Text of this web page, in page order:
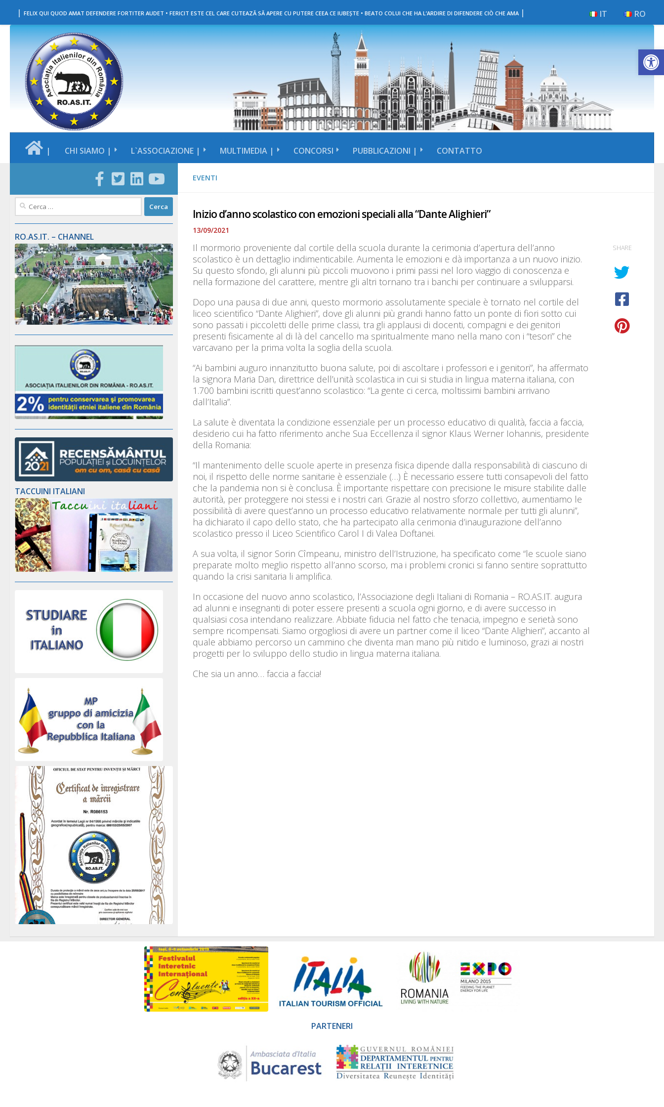
Apri la
Salta al contenuto
| FELIX QUI QUOD AMAT DEFENDERE FORTITER AUDET • FERICIT ESTE CEL CARE CUTEAZĂ SĂ APERE CU PUTERE CEEA CE IUBEȘTE • BEATO COLUI CHE HA L’ARDIRE DI DIFENDERE CIÒ CHE AMA | RO
IT
| CHI SIAMO | L`ASSOCIAZIONE | MULTIMEDIA | CONCORSI PUBBLICAZIONI | CONTATTO
EVENTI
Inizio d’anno scolastico con emozioni speciali alla “Dante Alighieri”
13/09/2021
Il mormorio proveniente dal cortile della scuola durante la cerimonia d’apertura dell’anno
scolastico è un dettaglio indimenticabile. Aumenta le emozioni e dà importanza a un nuovo inizio.
Su questo sfondo, gli alunni più piccoli muovono i primi passi nel loro viaggio di conoscenza e
nella formazione del carattere, mentre gli altri tornano tra i banchi per continuare a svilupparsi.
Dopo una pausa di due anni, questo mormorio assolutamente speciale è tornato nel cortile del
liceo scientifico “Dante Alighieri”, dove gli alunni più grandi hanno fatto un ponte di fiori sotto cui
sono passati i piccoletti delle prime classi, tra gli applausi di docenti, compagni e dei genitori
presenti fisicamente al di là del cancello ma spiritualmente mano nella mano con i “tesori” che
varcavano per la prima volta la soglia della scuola.
“Ai bambini auguro innanzitutto buona salute, poi di ascoltare i professori e i genitori”, ha affermato
la signora Maria Dan, direttrice dell’unità scolastica in cui si studia in lingua materna italiana, con
1.700 bambini iscritti quest’anno scolastico: “La gente ci cerca, moltissimi bambini arrivano
dall’Italia”.
La salute è diventata la condizione essenziale per un processo educativo di qualità, faccia a faccia,
desiderio cui ha fatto riferimento anche Sua Eccellenza il signor Klaus Werner Iohannis, presidente
della Romania:
“Il mantenimento delle scuole aperte in presenza fisica dipende dalla responsabilità di ciascuno di
noi, il rispetto delle norme sanitarie è essenziale (…) È necessario essere tutti consapevoli del fatto
che la pandemia non si è conclusa. È importante rispettare con precisione le misure stabilite dalle
autorità, per proteggere noi stessi e i nostri cari. Grazie al nostro sforzo collettivo, aumentiamo le
possibilità di avere quest’anno un processo educativo relativamente normale per tutti gli alunni”,
ha dichiarato il capo dello stato, che ha partecipato alla cerimonia d’inaugurazione dell’anno
scolastico presso il Liceo Scientifico Carol I di Valea Doftanei.
A sua volta, il signor Sorin Cîmpeanu, ministro dell’Istruzione, ha specificato come “le scuole siano
preparate molto meglio rispetto all’anno scorso, ma i problemi cronici si fanno sentire soprattutto
quando la crisi sanitaria li amplifica.
In occasione del nuovo anno scolastico, l’Associazione degli Italiani di Romania – RO.AS.IT. augura
ad alunni e insegnanti di poter essere presenti a scuola ogni giorno, e di avere successo in
qualsiasi cosa intendano realizzare. Abbiate fiducia nel fatto che tenacia, impegno e serietà sono
sempre ricompensati. Siamo orgogliosi di avere un partner come il liceo “Dante Alighieri”, accanto al
quale abbiamo percorso un cammino che diventa man mano più nitido e luminoso, grazi ai nostri
progetti per lo sviluppo dello studio in lingua materna italiana.
Che sia un anno… faccia a faccia!
SHARE
Ricerca
RO.AS.IT. – CHANNEL
TACCUINI ITALIANI
PARTENERI